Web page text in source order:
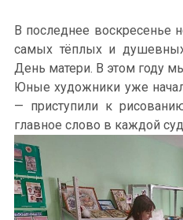
В последнее воскресенье
самых тёплых и
День матери. В этом году
Юные художники уже
— приступили к
главное слово в каждой